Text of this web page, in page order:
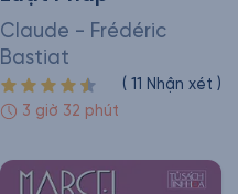
Claude - Frédéric
Bastiat
( 11 Nhận xét )
3 giờ 32 phút